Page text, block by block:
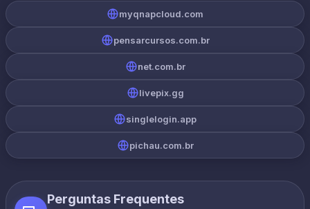
myqnapcloud.com
pensarcursos.com.br
net.com.br
livepix.gg
singlelogin.app
pichau.com.br
Perguntas Frequentes